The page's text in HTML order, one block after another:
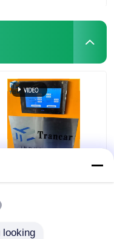
looking